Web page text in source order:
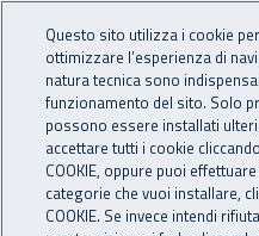
INAIL -
Navigazione
Navigazione - Ti trovi in:
Home Attività e servizi
Questo sito utilizza i cookie
ottimizzare l’esperienza di
natura tecnica sono
funzionamento del sito. Solo
possono essere installati
accettare tutti i cookie
COOKIE, oppure puoi
categorie che vuoi installare,
COOKIE. Se invece intendi